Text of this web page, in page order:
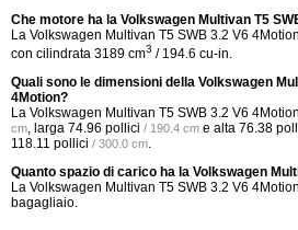
Che motore ha la Volkswagen Multivan T5
La Volkswagen Multivan T5 SWB 3.2 V6
con cilindrata 3189 cm3 / 194.6 cu-in.
Quali sono le dimensioni della Volkswagen
4Motion?
La Volkswagen Multivan T5 SWB 3.2 V6
cm, larga 74.96 pollici / 190.4 cm e alta 76.38
118.11 pollici / 300.0 cm.
Quanto spazio di carico ha la Volkswagen
La Volkswagen Multivan T5 SWB 3.2 V6
bagagliaio.